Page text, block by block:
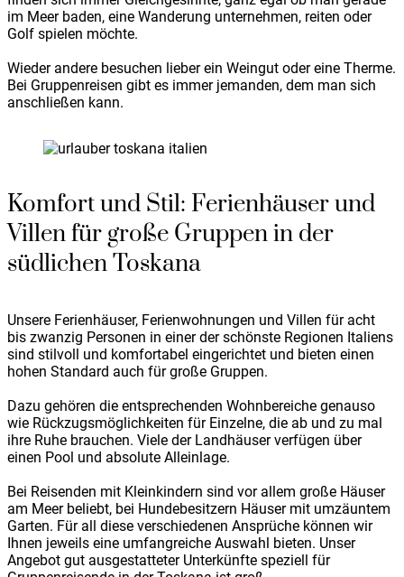
im Meer baden, eine Wanderung unternehmen, reiten oder
Golf spielen möchte.
Wieder andere besuchen lieber ein Weingut oder eine Therme.
Bei Gruppenreisen gibt es immer jemanden, dem man sich
anschließen kann.
Komfort und Stil: Ferienhäuser und
Villen für große Gruppen in der
südlichen Toskana
Unsere Ferienhäuser, Ferienwohnungen und Villen für acht
bis zwanzig Personen in einer der schönste Regionen Italiens
sind stilvoll und komfortabel eingerichtet und bieten einen
hohen Standard auch für große Gruppen.
Dazu gehören die entsprechenden Wohnbereiche genauso
wie Rückzugsmöglichkeiten für Einzelne, die ab und zu mal
ihre Ruhe brauchen. Viele der Landhäuser verfügen über
einen Pool und absolute Alleinlage.
Bei Reisenden mit Kleinkindern sind vor allem große Häuser
am Meer beliebt, bei Hundebesitzern Häuser mit umzäuntem
Garten. Für all diese verschiedenen Ansprüche können wir
Ihnen jeweils eine umfangreiche Auswahl bieten. Unser
Angebot gut ausgestatteter Unterkünfte speziell für